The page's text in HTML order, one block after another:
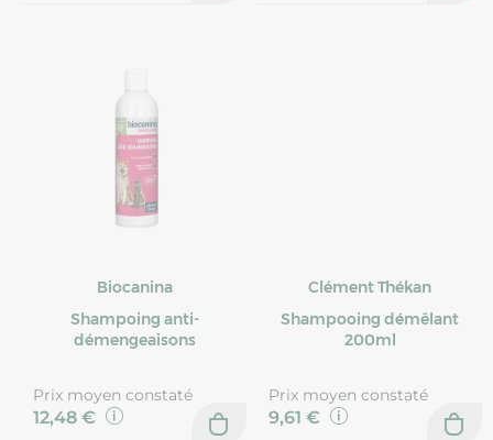
Biocanina
Shampoing anti-
démengeaisons
Prix moyen constaté
12,48 €
Clément Thékan
Shampooing démêlant
200ml
Prix moyen constaté
9,61 €